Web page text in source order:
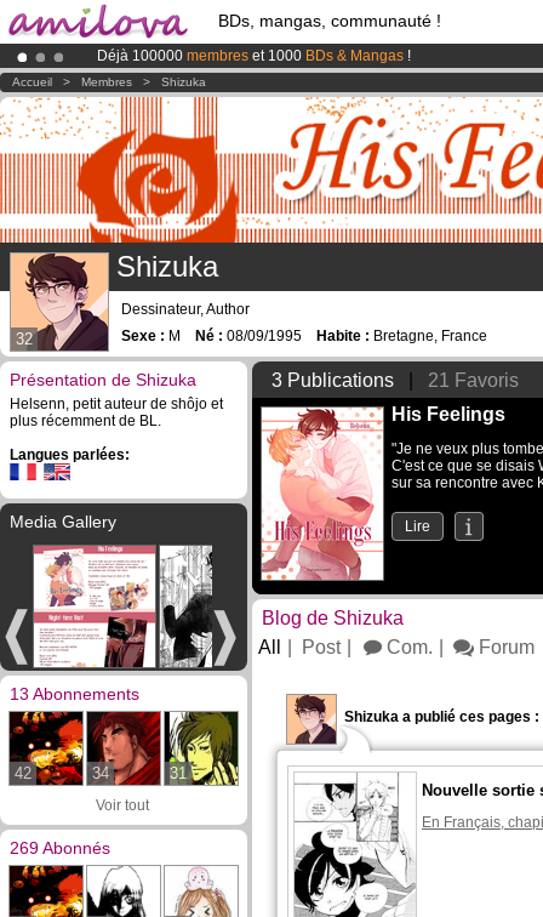
BDs, mangas, communauté !
Déjà 100000 membres et 1000 BDs & Mangas !
LeKickstarter Amilova est désormais lancé!.
Abonnement premium: à partir de3.95 eurospar mois !Clique ici
Accueil > Membres > Shizuka
32
Shizuka
Dessinateur, Author
Sexe : M Né : 08/09/1995 Habite : Bretagne, France
Présentation de Shizuka
Helsenn, petit auteur de shôjo et
plus récemment de BL.
Langues parlées:
Media Gallery
13 Abonnements
42 34 31
Voir tout
269 Abonnés
3 Publications
21 Favoris
His Feelings
"Je ne veux plus
C'est ce que se disais
sur sa rencontre avec
Lire
Blog de Shizuka
All
Post Com. Forum
Shizuka a publié ces pages :
Nouvelle sortie
En Français,